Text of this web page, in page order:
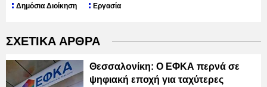
Δημόσια Διοίκηση
Εργασία
ΣΧΕΤΙΚΑ ΑΡΘΡΑ
Θεσσαλονίκη: Ο ΕΦΚΑ περνά σε
ψηφιακή εποχή για ταχύτερες